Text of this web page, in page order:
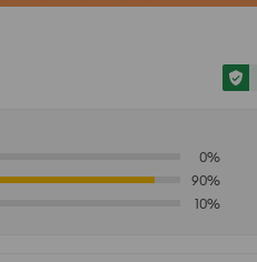
0%
90%
10%